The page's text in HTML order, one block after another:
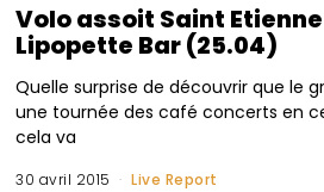
Volo assoit Saint
Lipopette Bar (25.04)
Quelle surprise de découvrir que le
une tournée des café concerts en
cela va
30 avril 2015 Live Report